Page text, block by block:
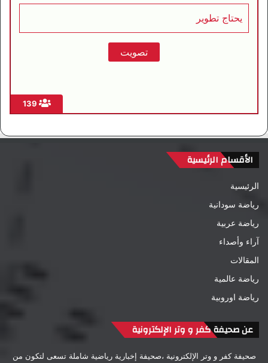
يحتاج تطوير
الأقسام الرئيسية
الرئيسية
رياضة سودانية
رياضة عربية
آراء وأصداء
المقالات
رياضة عالمية
رياضة اوروبية
عن صحيفة كفر و وتر الإلكترونية
صحيفة كفر و وتر الإلكترونية ،صحيفة إخبارية رياضية شاملة تسعى لتكون من